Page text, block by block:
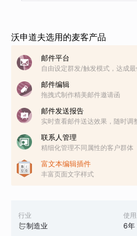
行业
制造业
使
6年
沃申道夫选用的麦客产品
邮件平台
自由设定群发/触发模式，达成
邮件编辑
拖拽式制作精美邮件邀请函
邮件发送报告
实时查看邮件送达效果，随时调
联系人管理
精细化管理不同属性的客户群体
富文本编辑插件
丰富页面文字样式